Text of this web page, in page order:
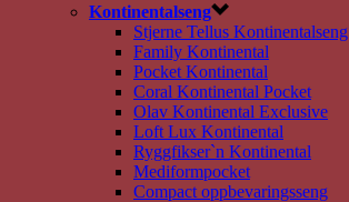
Kontinentalseng
Stjerne Tellus Kontinentalseng
Family Kontinental
Pocket Kontinental
Coral Kontinental Pocket
Olav Kontinental Exclusive
Loft Lux Kontinental
Ryggfikser`n Kontinental
Mediformpocket
Compact oppbevaringsseng